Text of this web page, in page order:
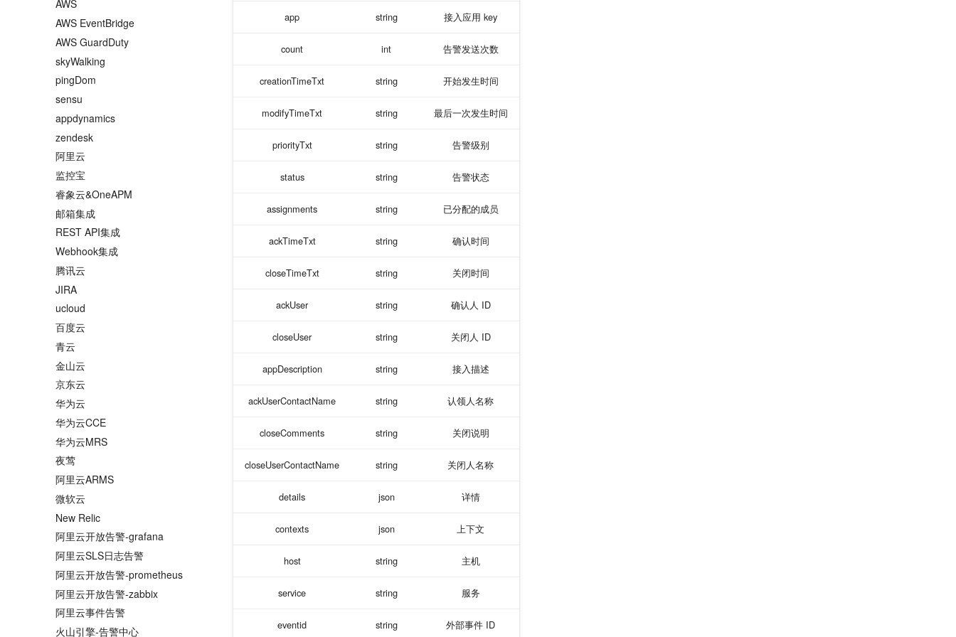
AWS
AWS EventBridge
AWS GuardDuty
skyWalking
pingDom
sensu
appdynamics
zendesk
阿里云
监控宝
睿象云&OneAPM
邮箱集成
REST API集成
Webhook集成
腾讯云
JIRA
ucloud
百度云
青云
金山云
京东云
华为云
华为云CCE
华为云MRS
夜莺
阿里云ARMS
微软云
New Relic
阿里云开放告警-grafana
阿里云SLS日志告警
阿里云开放告警-prometheus
阿里云开放告警-zabbix
阿里云事件告警
火山引擎-告警中心
app string 接入应用 key
count int 告警发送次数
creationTimeTxt string 开始发生时间
modifyTimeTxt string 最后一次发生时间
priorityTxt string 告警级别
status string 告警状态
assignments string 已分配的成员
ackTimeTxt string 确认时间
closeTimeTxt string 关闭时间
ackUser string 确认人 ID
closeUser string 关闭人 ID
appDescription string 接入描述
ackUserContactName string 认领人名称
closeComments string 关闭说明
closeUserContactName string 关闭人名称
details json 详情
contexts json 上下文
host string 主机
service string 服务
eventid string 外部事件 ID